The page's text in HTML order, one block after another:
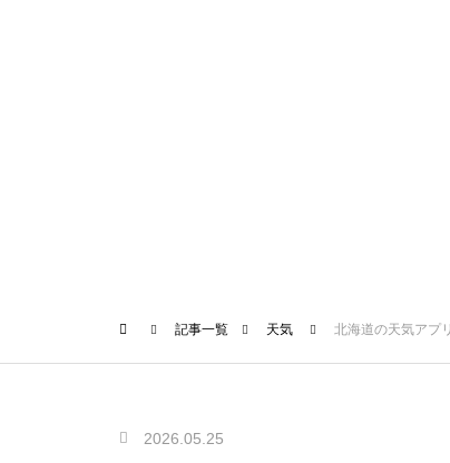
記事一覧 天気 北海道の天気アプ
2026.05.25